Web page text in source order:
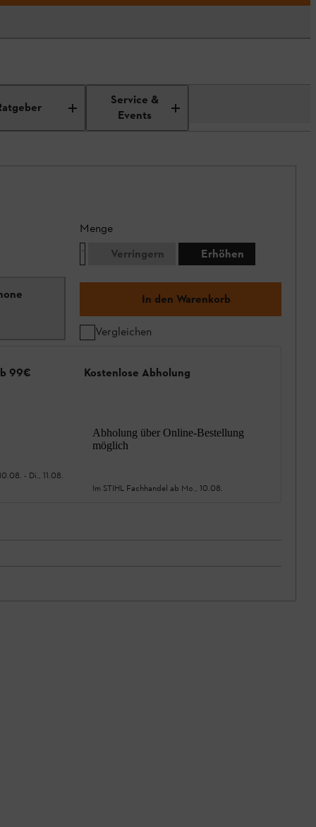
Service &
Events
Menge
Verringern
Erhöhen
In den Warenkorb
Vergleichen
99€
- Di., 11.08.
Kostenlose Abholung
Abholung über Online-Bestellung
möglich
Im STIHL Fachhandel ab Mo., 10.08.